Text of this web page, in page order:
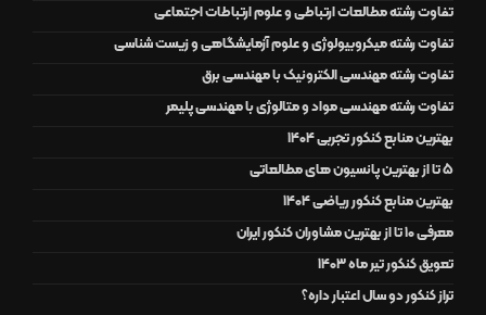
تفاوت رشته مطالعات ارتباطی و علوم ارتباطات اجتماعی
تفاوت رشته میکروبیولوژی و علوم آزمایشگاهی و زیست شناسی
تفاوت رشته مهندسی الکترونیک با مهندسی برق
تفاوت رشته مهندسی مواد و متالوژی با مهندسی پلیمر
بهترین منابع کنکور تجربی 1404
5 تا از بهترین پانسیون های مطالعاتی
بهترین منابع کنکور ریاضی 1404
معرفی 10 تا از بهترین مشاوران کنکور ایران
تعویق کنکور تیر ماه 1403
تراز کنکور دو سال اعتبار داره؟